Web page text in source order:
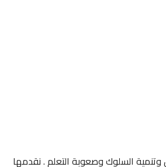
السلوك وصعوبة التعلم . نقدمها